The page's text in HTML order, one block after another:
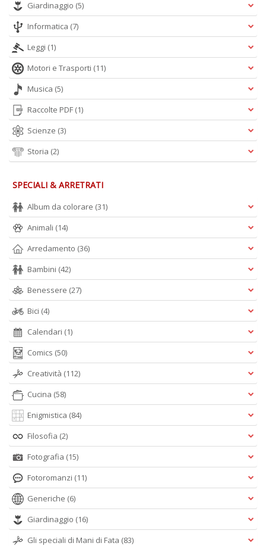
Giardinaggio (5)
Informatica (7)
Leggi (1)
Motori e Trasporti (11)
Musica (5)
Raccolte PDF (1)
Scienze (3)
Storia (2)
SPECIALI & ARRETRATI
Album da colorare (31)
Animali (14)
Arredamento (36)
Bambini (42)
Benessere (27)
Bici (4)
Calendari (1)
Comics (50)
Creatività (112)
Cucina (58)
Enigmistica (84)
Filosofia (2)
Fotografia (15)
Fotoromanzi (11)
Generiche (6)
Giardinaggio (16)
Gli speciali di Mani di Fata (83)